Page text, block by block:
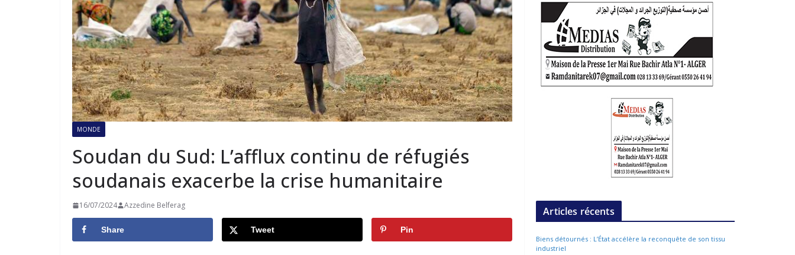
MONDE
Soudan du Sud: L’afflux continu de réfugiés
soudanais exacerbe la crise humanitaire
16/07/2024 Azzedine Belferag
Share Tweet Pin
Articles récents
Biens détournés : L’État accélère la reconquête de son tissu
industriel